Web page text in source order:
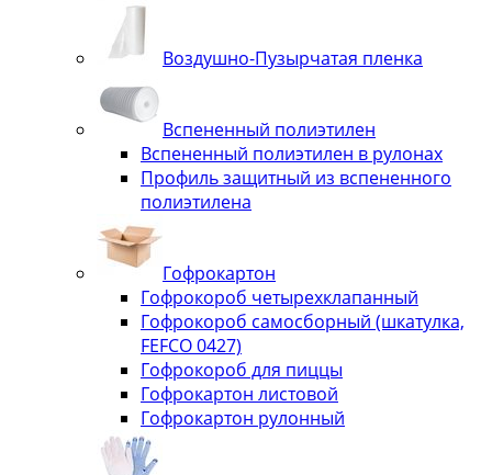
Воздушно-Пузырчатая пленка
Вспененный полиэтилен
Вспененный полиэтилен в рулонах
Профиль защитный из вспененного
полиэтилена
Гофрокартон
Гофрокороб четырехклапанный
Гофрокороб самосборный (шкатулка,
FEFCO 0427)
Гофрокороб для пиццы
Гофрокартон листовой
Гофрокартон рулонный